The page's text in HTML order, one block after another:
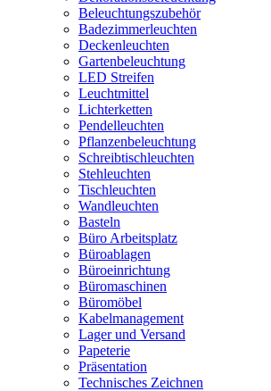
Beleuchtungszubehör
Badezimmerleuchten
Deckenleuchten
Gartenbeleuchtung
LED Streifen
Leuchtmittel
Lichterketten
Pendelleuchten
Pflanzenbeleuchtung
Schreibtischleuchten
Stehleuchten
Tischleuchten
Wandleuchten
Basteln
Büro Arbeitsplatz
Büroablagen
Büroeinrichtung
Büromaschinen
Büromöbel
Kabelmanagement
Lager und Versand
Papeterie
Präsentation
Technisches Zeichnen